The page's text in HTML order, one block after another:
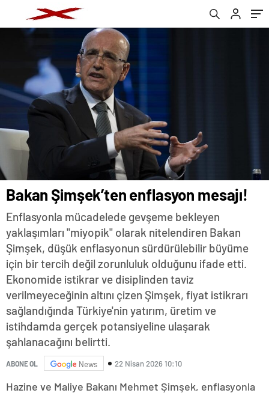
Bakan Şimşek’ten enflasyon mesajı!
Enflasyonla mücadelede gevşeme bekleyen
yaklaşımları "miyopik" olarak nitelendiren Bakan
Şimşek, düşük enflasyonun sürdürülebilir büyüme
için bir tercih değil zorunluluk olduğunu ifade etti.
Ekonomide istikrar ve disiplinden taviz
verilmeyeceğinin altını çizen Şimşek, fiyat istikrarı
sağlandığında Türkiye'nin yatırım, üretim ve
istihdamda gerçek potansiyeline ulaşarak
şahlanacağını belirtti.
ABONE OL News 22 Nisan 2026 10:10
Hazine ve Maliye Bakanı Mehmet Şimşek, enflasyonla